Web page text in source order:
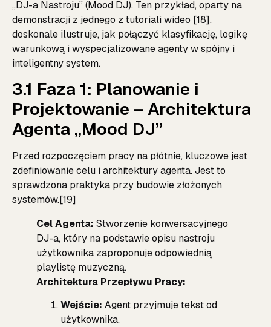
„DJ-a Nastroju” (Mood DJ). Ten przykład, oparty na
demonstracji z jednego z tutoriali wideo [18],
doskonale ilustruje, jak połączyć klasyfikację, logikę
warunkową i wyspecjalizowane agenty w spójny i
inteligentny system.
3.1 Faza 1: Planowanie i
Projektowanie – Architektura
Agenta „Mood DJ”
Przed rozpoczęciem pracy na płótnie, kluczowe jest
zdefiniowanie celu i architektury agenta. Jest to
sprawdzona praktyka przy budowie złożonych
systemów.[19]
Cel Agenta: Stworzenie konwersacyjnego
DJ-a, który na podstawie opisu nastroju
użytkownika zaproponuje odpowiednią
playlistę muzyczną.
Architektura Przepływu Pracy:
Wejście: Agent przyjmuje tekst od
użytkownika.